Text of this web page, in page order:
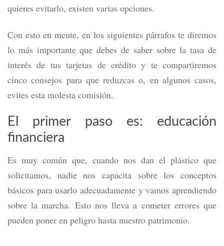
quieres evitarlo, existen varias opciones.
Con esto en mente, en los siguientes párrafos te diremos
lo más importante que debes de saber sobre la tasa de
interés de tus tarjetas de crédito y te compartiremos
cinco consejos para que reduzcas o, en algunos casos,
evites esta molesta comisión.
El primer paso es: educación
financiera
Es muy común que, cuando nos dan el plástico que
solicitamos, nadie nos capacita sobre los conceptos
básicos para usarlo adecuadamente y vamos aprendiendo
sobre la marcha. Esto nos lleva a cometer errores que
pueden poner en peligro hasta nuestro patrimonio.